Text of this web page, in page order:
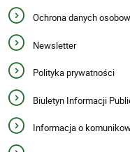
Ochrona danych
Newsletter
Polityka prywatności
Biuletyn Informacji
Informacja o